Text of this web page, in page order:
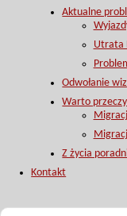
Aktualne
Utrata
Odwołanie
Warto
Z życia
Kontakt